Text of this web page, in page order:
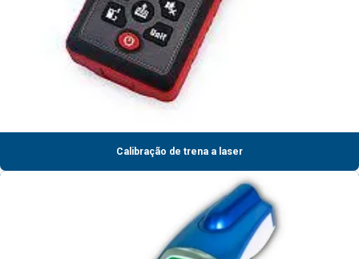
Calibração de trena a laser